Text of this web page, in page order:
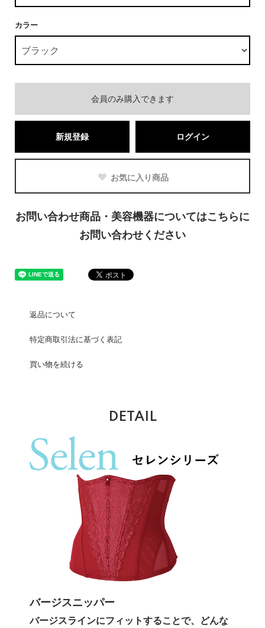
カラー
会員のみ購入できます
新規登録 ログイン
お気に入り商品
お問い合わせ商品・美容機器についてはこちらに
お問い合わせください
返品について
特定商取引法に基づく表記
買い物を続ける
DETAIL
バージスニッパー
バージスラインにフィットすることで、どんな